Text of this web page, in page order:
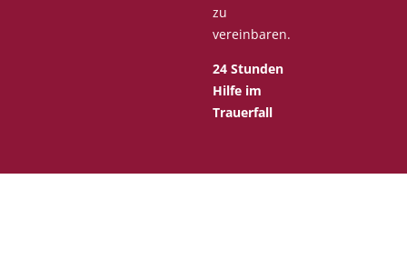
zu
vereinbaren.
24 Stunden
Hilfe im
Trauerfall